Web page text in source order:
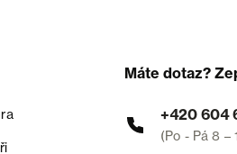
Máte dotaz?
+420 604
(Po - Pá 8 –